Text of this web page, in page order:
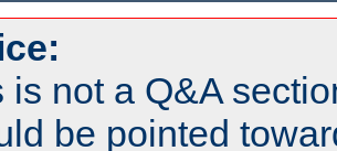
is not a Q&A
be pointed